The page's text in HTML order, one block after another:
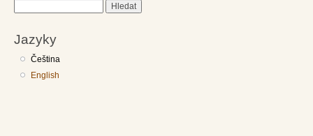
Jazyky
Čeština
English